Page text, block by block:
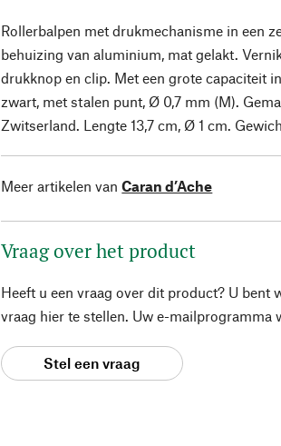
Rollerbalpen met drukmechanisme in een
behuizing van aluminium, mat gelakt.
drukknop en clip. Met een grote capaciteit
zwart, met stalen punt, Ø 0,7 mm (M).
Zwitserland. Lengte 13,7 cm, Ø 1 cm.
Meer artikelen van Caran d’Ache
Vraag over het product
Heeft u een vraag over dit product? U bent
vraag hier te stellen. Uw e-mailprogramma
Stel een vraag